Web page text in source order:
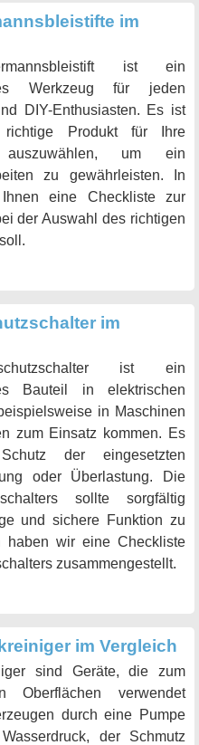
im
ist ein
Werkzeug für jeden
DIY-Enthusiasten. Es ist
Produkt für Ihre
auszuwählen, um ein
zu gewährleisten. In
eine Checkliste zur
der Auswahl des richtigen
im
ist ein
Bauteil in elektrischen
in Maschinen
zum Einsatz kommen. Es
der eingesetzten
oder Überlastung. Die
sollte sorgfältig
und sichere Funktion zu
haben wir eine Checkliste
zusammengestellt.
im Vergleich
sind Geräte, die zum
Oberflächen verwendet
durch eine Pumpe
der Schmutz